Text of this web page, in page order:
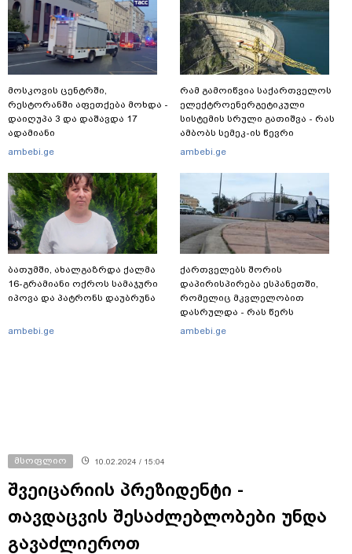
მოსკოვის ცენტრში,
რესტორანში აფეთქება მოხდა -
დაიღუპა 3 და დაშავდა 17
ადამიანი
ambebi.ge
ბათუმში, ახალგაზრდა ქალმა
16-გრამიანი ოქროს სამაჯური
იპოვა და პატრონს დაუბრუნა
ambebi.ge
რამ გამოიწვია საქართველოს
ელექტროენერგეტიკული
სისტემის სრული გათიშვა - რას
ამბობს სემეკ-ის წევრი
ambebi.ge
ქართველებს შორის
დაპირისპირება ესპანეთში,
რომელიც მკვლელობით
დასრულდა - რას წერს
საერთაშორისო მედია: "მანქანა
ambebi.ge
მსოფლიო 10.02.2024 / 15:04
შვეიცარიის პრეზიდენტი -
თავდაცვის შესაძლებლობები უნდა
გავაძლიეროთ